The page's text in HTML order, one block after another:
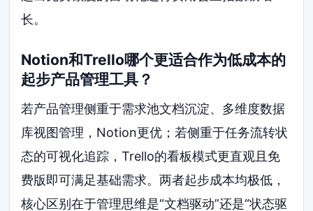
长。
Notion和Trello哪个更适合作为低成本的
起步产品管理工具？
若产品管理侧重于需求池文档沉淀、多维度数据
库视图管理，Notion更优；若侧重于任务流转状
态的可视化追踪，Trello的看板模式更直观且免
费版即可满足基础需求。两者起步成本均极低，
核心区别在于管理思维是“文档驱动”还是“状态驱